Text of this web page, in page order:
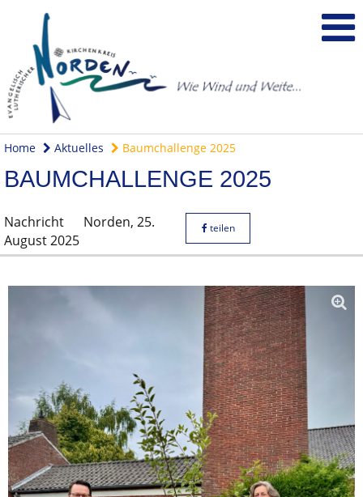
Home Aktuelles Baumchallenge 2025
BAUMCHALLENGE 2025
Nachricht Norden, 25.
August 2025
teilen